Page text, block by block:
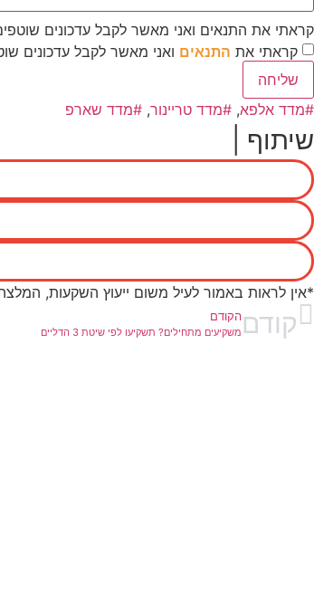
קראתי את התנאים ואני מאשר לקבל עדכונים
קראתי את התנאים ואני מאשר לקבל עדכונים
שליחה
מדד אלפא, מדד טריינור, מדד שארפ
שיתוף |
*אין לראות באמור לעיל משום ייעוץ השקעות,
קודם הקודם
משקיעים מתחילים? תשקיעו לפי שיטת 3 הדליים